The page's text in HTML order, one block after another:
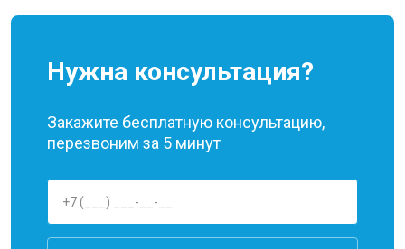
Нужна консультация?
Закажите бесплатную консультацию,
перезвоним за 5 минут